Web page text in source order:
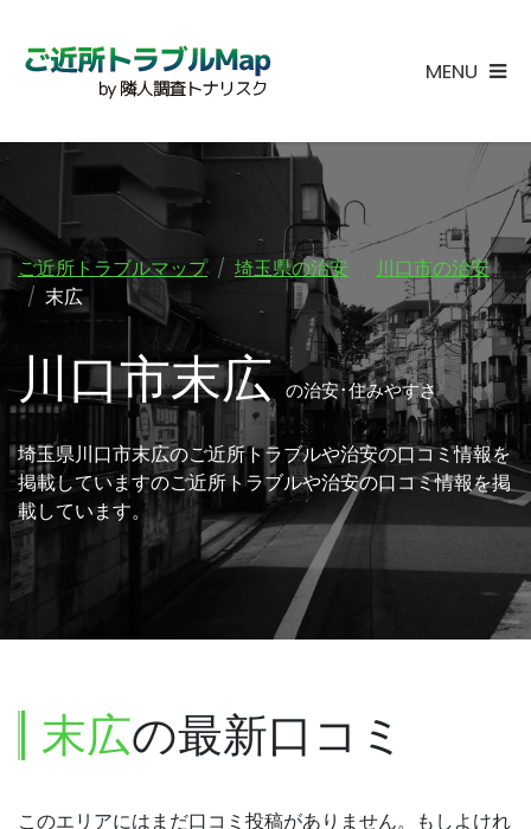
MENU
ご近所トラブルマップ 埼玉県の治安
川口市の治安
末広
川口市末広の治安･住みやすさ
埼玉県川口市末広のご近所トラブルや治安の口コミ情報を
掲載していますのご近所トラブルや治安の口コミ情報を掲
載しています。
末広の最新口コミ
このエリアにはまだ口コミ投稿がありません。もしよけれ